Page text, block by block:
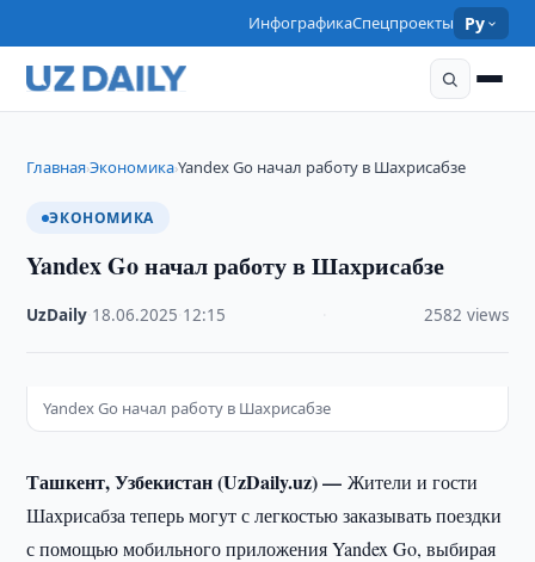
ИнфографикаСпецпроекты Ру
Главная›Экономика›Yandex Go начал работу в Шахрисабзе
ЭКОНОМИКА
Yandex Go начал работу в Шахрисабзе
UzDaily 18.06.2025 12:15 2582 views
Yandex Go начал работу в Шахрисабзе
Ташкент, Узбекистан (UzDaily.uz) —Жители и гости
Шахрисабза теперь могут с легкостью заказывать поездки
с помощью мобильного приложения Yandex Go, выбирая